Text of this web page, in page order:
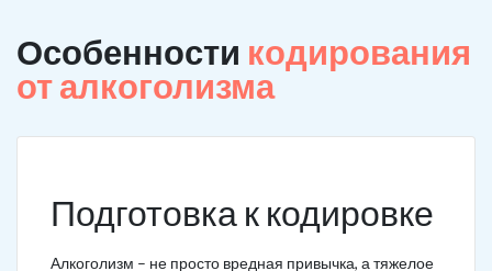
Особенности кодирования
от алкоголизма
Подготовка к кодировке
Алкоголизм – не просто вредная привычка, а тяжелое